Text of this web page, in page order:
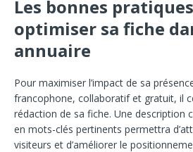
Les bonnes
optimiser sa fiche
annuaire
Pour maximiser l’impact de sa
francophone, collaboratif et gratuit, il
rédaction de sa fiche. Une description
en mots-clés pertinents permettra
visiteurs et d’améliorer le